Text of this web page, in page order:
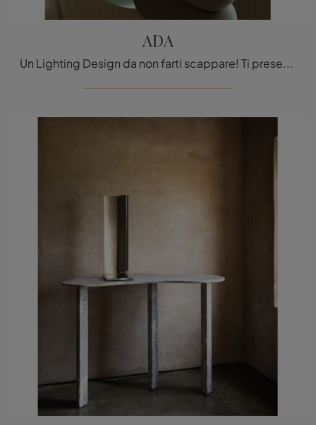
ADA
Un Lighting Design da non farti scappare! Ti presentiamo la lampada da tavolo moderna ADA di Tacchini.